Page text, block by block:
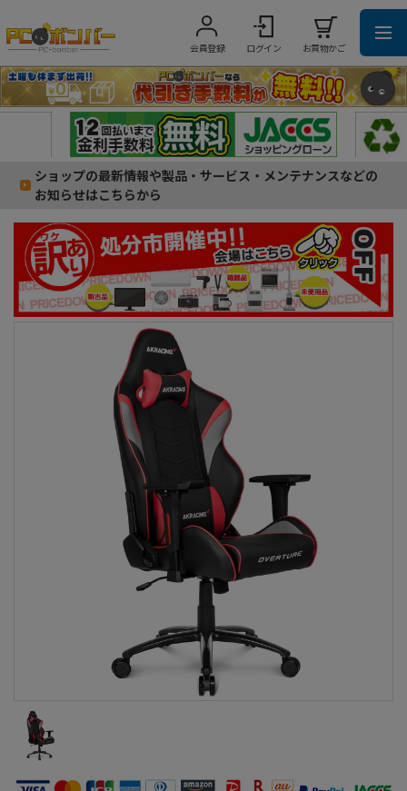
会員登録 ログイン お買物かご
ショップの最新情報や製品・サービス・メンテナンスなどの
お知らせはこちらから